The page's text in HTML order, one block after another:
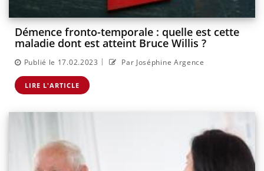
Démence fronto-temporale : quelle est cette
maladie dont est atteint Bruce Willis ?
Publié le 17.02.2023 | Par Joséphine Argence
LIRE L'ARTICLE